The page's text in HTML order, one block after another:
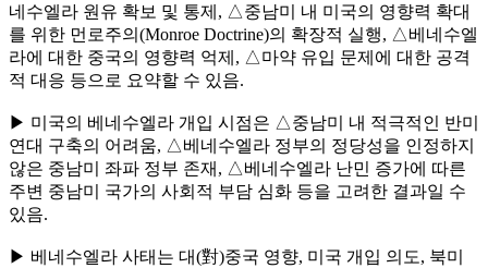
네수엘라 원유 확보 및 통제, △중남미 내 미국의 영향력 확대
를 위한 먼로주의(Monroe Doctrine)의 확장적 실행, △베네수엘
라에 대한 중국의 영향력 억제, △마약 유입 문제에 대한 공격
적 대응 등으로 요약할 수 있음.
▶ 미국의 베네수엘라 개입 시점은 △중남미 내 적극적인 반미
연대 구축의 어려움, △베네수엘라 정부의 정당성을 인정하지
않은 중남미 좌파 정부 존재, △베네수엘라 난민 증가에 따른
주변 중남미 국가의 사회적 부담 심화 등을 고려한 결과일 수
있음.
▶ 베네수엘라 사태는 대(對)중국 영향, 미국 개입 의도, 북미